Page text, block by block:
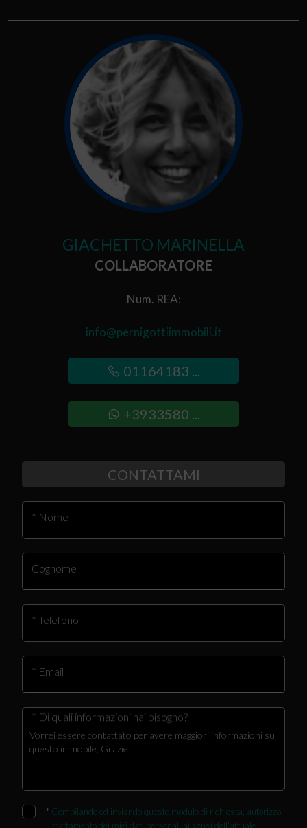
GIACHETTO MARINELLA
COLLABORATORE
Num. REA:
info@pernigottiimmobili.it
01164183 ...
+3933580 ...
CONTATTAMI
* Nome
Cognome
* Telefono
* Email
* Di quali informazioni hai bisogno?
* Compilando ed inviando questo modulo di richiesta, autorizzo
il trattamento dei miei dati personali ai sensi dell'attuale